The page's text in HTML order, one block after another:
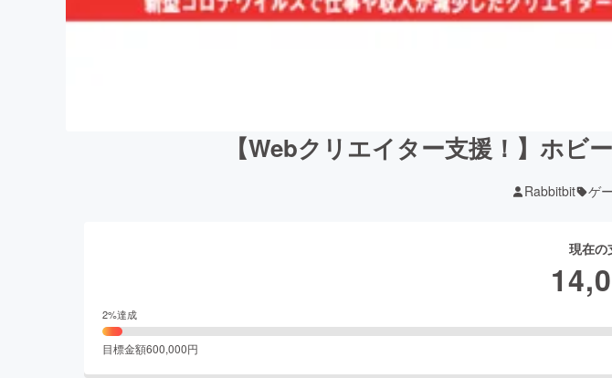
【Webクリエイター支援！】ホビ
Rabbitbit ゲ
現在の
2%達成
目標金額600,000円